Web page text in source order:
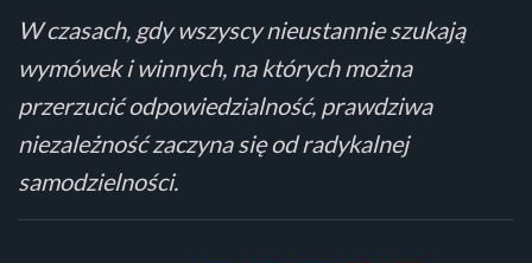
W czasach, gdy wszyscy nieustannie szukają
wymówek i winnych, na których można
przerzucić odpowiedzialność, prawdziwa
niezależność zaczyna się od radykalnej
samodzielności.